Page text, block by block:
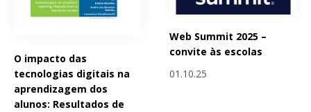
O impacto das
tecnologias digitais na
aprendizagem dos
alunos: Resultados de
Web Summit 2025 –
convite às escolas
01.10.25